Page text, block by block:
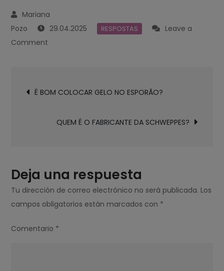
29.04.2025 RESPOSTAS
Leave a
Comment
MAIS
BATATA
Navegación
de
entradas
É BOM COLOCAR GELO NO ESPORÃO?
QUEM É O FABRICANTE DA SCHWEPPES?
Deja una respuesta
Tu dirección de correo electrónico no será publicada. Los
campos obligatorios están marcados con *
Comentario *